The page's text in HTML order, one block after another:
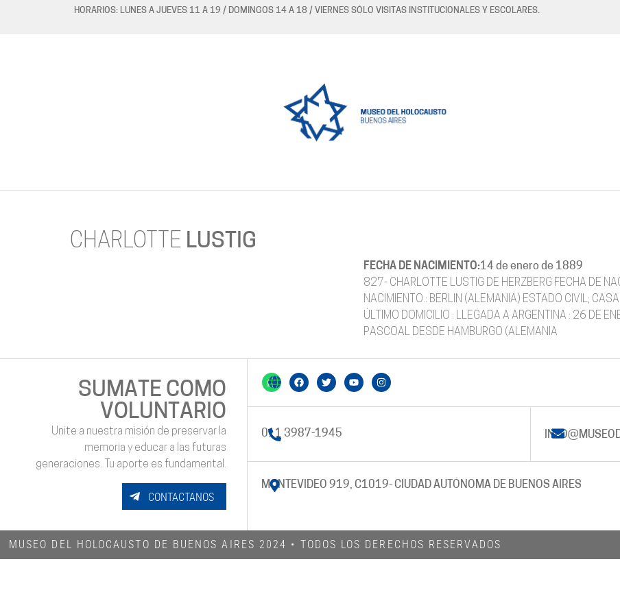
HORARIOS: LUNES A JUEVES 11 A 19 / DOMINGOS 14 A 18 / VIERNES SÓLO VISITAS INSTITUCIONALES Y ESCOLARES.
CHARLOTTE LUSTIG
FECHA DE NACIMIENTO:14 de enero de 1889
827- CHARLOTTE LUSTIG DE HERZBERG FECHA DE
NACIMIENTO.: BERLIN (ALEMANIA) ESTADO CIVIL;
ÚLTIMO DOMICILIO : LLEGADA A ARGENTINA : 26 DE
PASCOAL DESDE HAMBURGO (ALEMANIA
SUMATE COMO
VOLUNTARIO
Unite a nuestra misión de preservar la
memoria y educar a las futuras
generaciones. Tu aporte es fundamental.
CONTACTANOS
011 3987-1945
MONTEVIDEO 919, C1019- CIUDAD AUTÓNOMA DE BUENOS AIRES
MUSEO DEL HOLOCAUSTO DE BUENOS AIRES 2024​ • TODOS LOS DERECHOS RESERVADOS